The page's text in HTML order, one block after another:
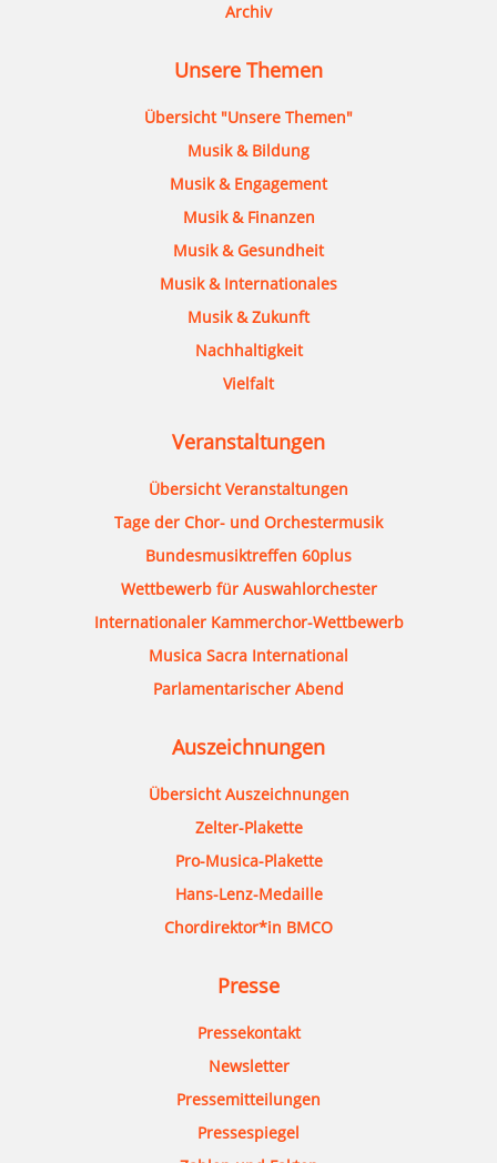
Archiv
Unsere Themen
Übersicht "Unsere Themen"
Musik & Bildung
Musik & Engagement
Musik & Finanzen
Musik & Gesundheit
Musik & Internationales
Musik & Zukunft
Nachhaltigkeit
Vielfalt
Veranstaltungen
Übersicht Veranstaltungen
Tage der Chor- und Orchestermusik
Bundesmusiktreffen 60plus
Wettbewerb für Auswahlorchester
Internationaler Kammerchor-Wettbewerb
Musica Sacra International
Parlamentarischer Abend
Auszeichnungen
Übersicht Auszeichnungen
Zelter-Plakette
Pro-Musica-Plakette
Hans-Lenz-Medaille
Chordirektor*in BMCO
Presse
Pressekontakt
Newsletter
Pressemitteilungen
Pressespiegel